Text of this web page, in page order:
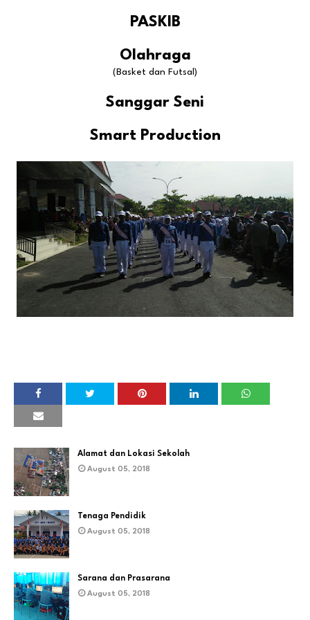
PASKIB
Olahraga
(Basket dan Futsal)
Sanggar Seni
Smart Production
Alamat dan Lokasi Sekolah
August 05, 2018
Tenaga Pendidik
August 05, 2018
Sarana dan Prasarana
August 05, 2018